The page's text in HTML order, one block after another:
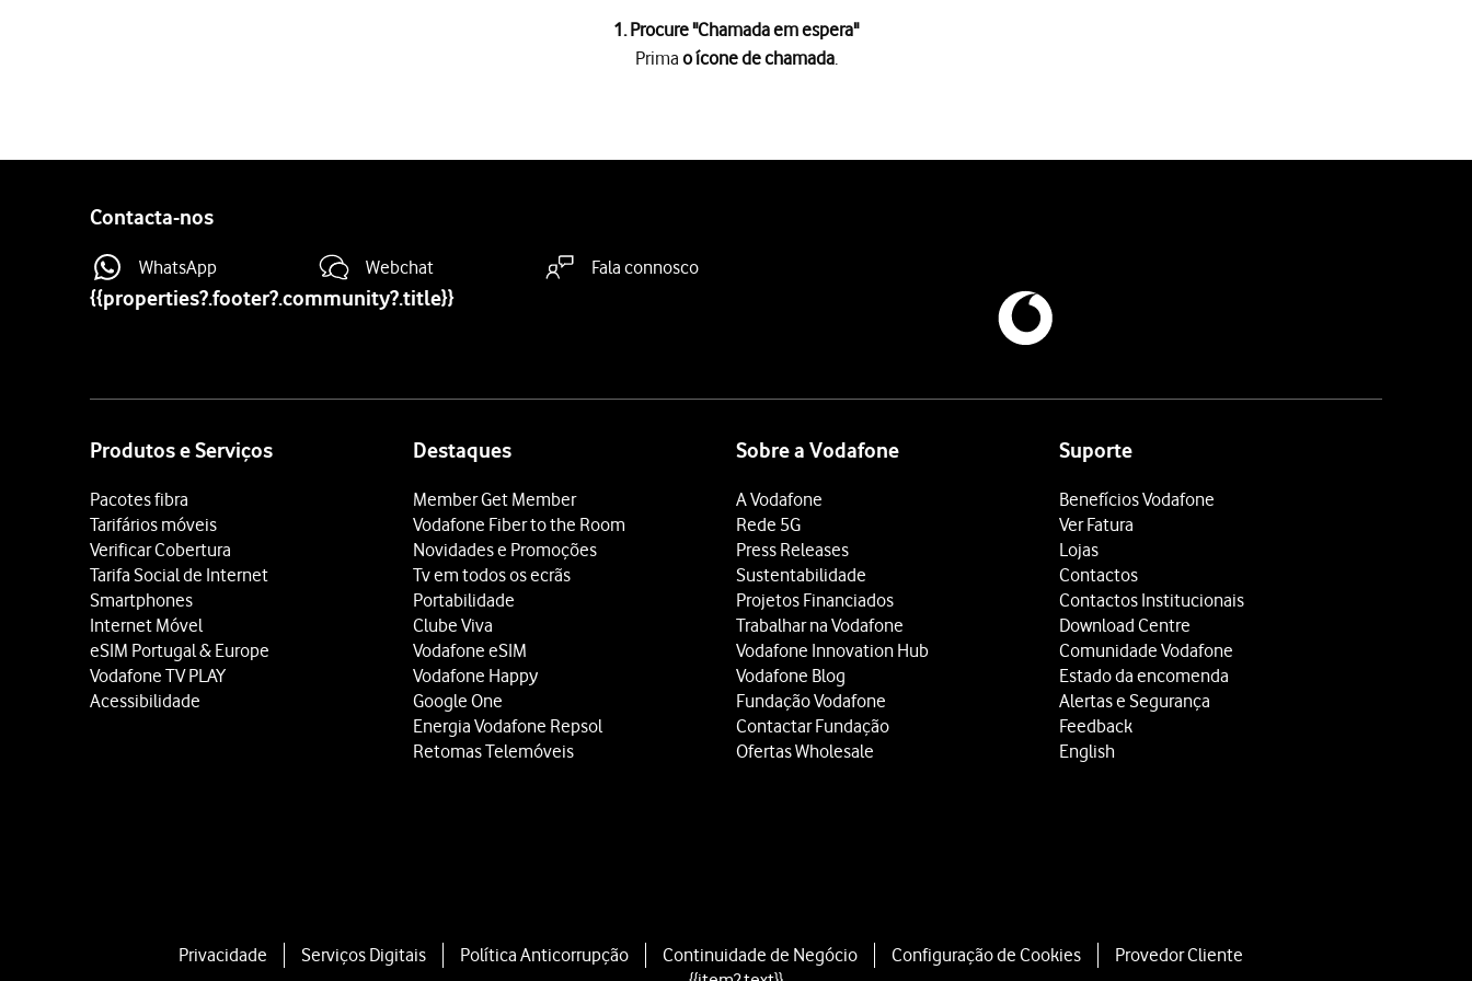
1. Procure "Chamada em espera"
Primao ícone de chamada.
Prima o indicador junto a "Chamada em espera"
Primaa tecla de início para terminar e voltar ao ecrã inicial.
Contacta-nos
WhatsApp Webchat Fala connosco
{{properties?.footer?.community?.title}}
Produtos e Serviços
Pacotes fibra
Tarifários móveis
Verificar Cobertura
Tarifa Social de Internet
Smartphones
Internet Móvel
eSIM Portugal & Europe
Vodafone TV PLAY
Acessibilidade
Destaques
Member Get Member
Vodafone Fiber to the Room
Novidades e Promoções
Tv em todos os ecrãs
Portabilidade
Clube Viva
Vodafone eSIM
Vodafone Happy
Google One
Energia Vodafone Repsol
Retomas Telemóveis
Sobre a Vodafone
A Vodafone
Rede 5G
Press Releases
Sustentabilidade
Projetos Financiados
Trabalhar na Vodafone
Vodafone Innovation Hub
Vodafone Blog
Fundação Vodafone
Contactar Fundação
Ofertas Wholesale
Suporte
Benefícios Vodafone
Ver Fatura
Lojas
Contactos
Contactos Institucionais
Download Centre
Comunidade Vodafone
Estado da encomenda
Alertas e Segurança
Feedback
English
Privacidade Serviços Digitais Política Anticorrupção Continuidade de Negócio Configuração de Cookies
Provedor Cliente